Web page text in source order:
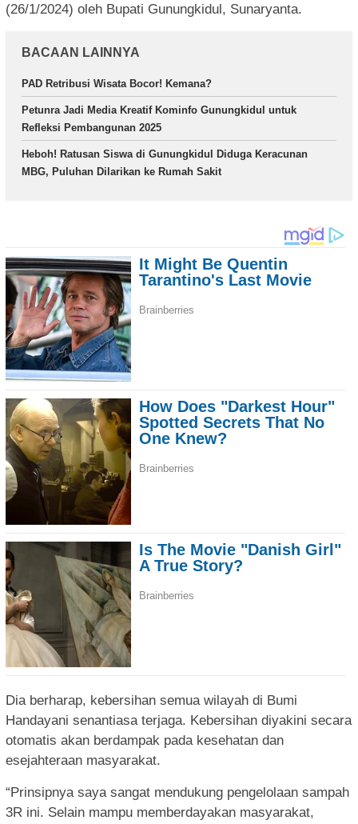
(26/1/2024) oleh Bupati Gunungkidul, Sunaryanta.
BACAAN LAINNYA
PAD Retribusi Wisata Bocor! Kemana?
Petunra Jadi Media Kreatif Kominfo Gunungkidul untuk
Refleksi Pembangunan 2025
Heboh! Ratusan Siswa di Gunungkidul Diduga Keracunan
MBG, Puluhan Dilarikan ke Rumah Sakit
Dia berharap, kebersihan semua wilayah di Bumi
Handayani senantiasa terjaga. Kebersihan diyakini secara
otomatis akan berdampak pada kesehatan dan
esejahteraan masyarakat.
“Prinsipnya saya sangat mendukung pengelolaan sampah
3R ini. Selain mampu memberdayakan masyarakat,